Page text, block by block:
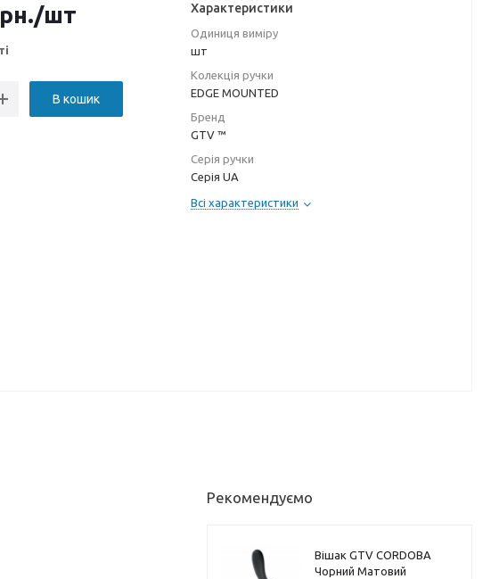
/шт
В кошик
Характеристики
Одиниця виміру
шт
Колекція ручки
EDGE MOUNTED
Бренд
GTV ™
Серія ручки
Серія UA
Всі характеристики
Рекомендуємо
Вішак GTV CORDOBA
Чорний Матовий